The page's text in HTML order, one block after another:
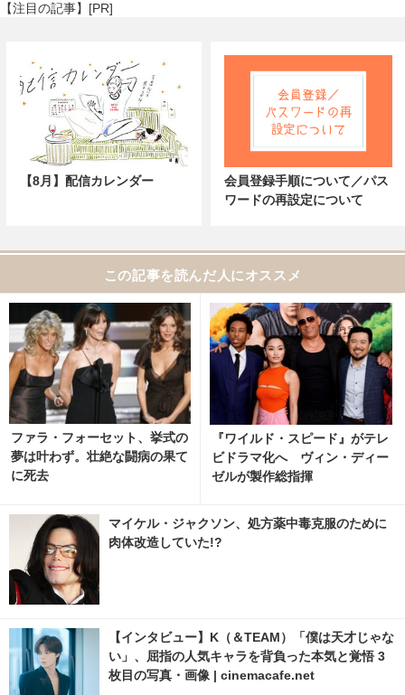
【注目の記事】[PR]
【8月】配信カレンダー
会員登録手順について／パス
ワードの再設定について
この記事を読んだ人にオススメ
ファラ・フォーセット、挙式の
夢は叶わず。壮絶な闘病の果て
に死去
『ワイルド・スピード』がテレ
ビドラマ化へ ヴィン・ディー
ゼルが製作総指揮
マイケル・ジャクソン、処方薬中毒克服のために
肉体改造していた!?
【インタビュー】K（＆TEAM）「僕は天才じゃな
い」、屈指の人気キャラを背負った本気と覚悟 3
枚目の写真・画像 | cinemacafe.net